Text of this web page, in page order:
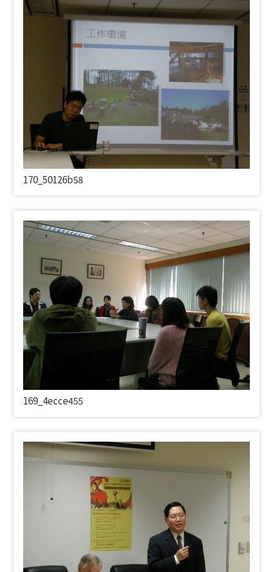
170_50126b58
169_4ecce455